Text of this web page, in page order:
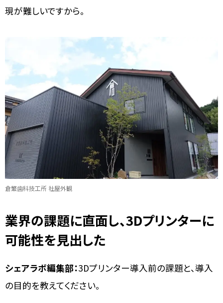
現が難しいですから。
倉繁歯科技工所 社屋外観
業界の課題に直面し、3Dプリンターに
可能性を見出した
シェアラボ編集部：3Dプリンター導入前の課題と、導入
の目的を教えてください。